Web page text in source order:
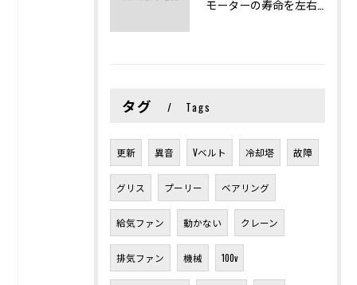
タグ Tags
更新 異音 Vベルト 冷却塔 故障
グリス プーリー ベアリング
給気ファン 動かない クレーン
排気ファン 機械 100v